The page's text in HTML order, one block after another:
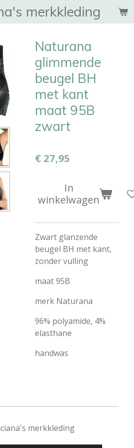
merkkleding
Naturana
glimmende
beugel BH
met kant
maat 95B
zwart
€ 27,95
In
winkelwagen
Zwart glanzende
beugel BH met kant,
zonder vulling
maat 95B
merk Naturana
96% polyamide, 4%
elasthane
handwas
merkkleding